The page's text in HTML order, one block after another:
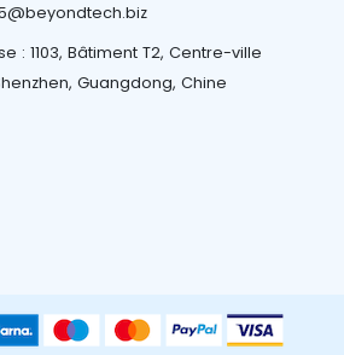
: 1103, Bâtiment T2, Centre-ville
Guangdong, Chine